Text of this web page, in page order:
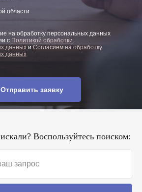
области
на обработку персональных данных
с Политикой обработки
данныхиСогласием на обработку
данных
Отправить заявку
Воспользуйтесь поиском: